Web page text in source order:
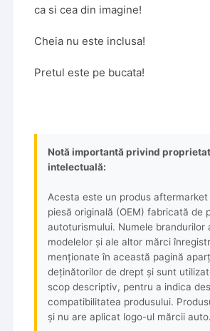
ca si cea din imagine!
Cheia nu este inclusa!
Pretul este pe bucata!
Notă importantă privind
intelectuală:
Acesta este un produs
piesă originală (OEM) fabricată de
autoturismului. Numele brandurilor
modelelor și ale altor mărci
menționate în această pagină
deținătorilor de drept și sunt
scop descriptiv, pentru a indica
compatibilitatea produsului.
și nu are aplicat logo-ul mărcii auto.